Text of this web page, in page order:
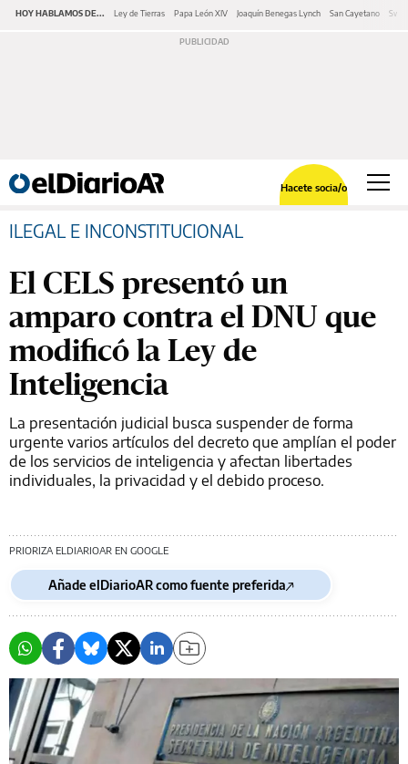
HOY HABLAMOS DE... Ley de Tierras Papa León XIV Joaquín Benegas Lynch San Cayetano
Hacete socia/o
ILEGAL E INCONSTITUCIONAL
El CELS presentó un
amparo contra el DNU que
modificó la Ley de
Inteligencia
La presentación judicial busca suspender de forma
urgente varios artículos del decreto que amplían el poder
de los servicios de inteligencia y afectan libertades
individuales, la privacidad y el debido proceso.
PRIORIZA ELDIARIOAR EN GOOGLE
Añade elDiarioAR como fuente preferida